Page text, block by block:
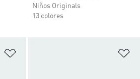
Niños Originals
13 colores